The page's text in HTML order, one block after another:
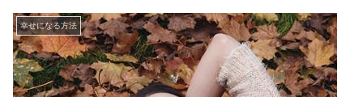
幸せになる方法